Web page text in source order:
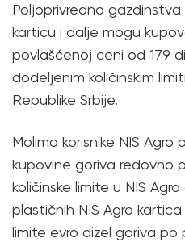
Poljoprivredna
karticu i dalje mogu
povlašćenoj ceni od 179
dodeljenim količinskim
Republike Srbije.
Molimo korisnike NIS Agro
kupovine goriva redovno
količinske limite u NIS Agro
plastičnih NIS Agro
limite evro dizel goriva